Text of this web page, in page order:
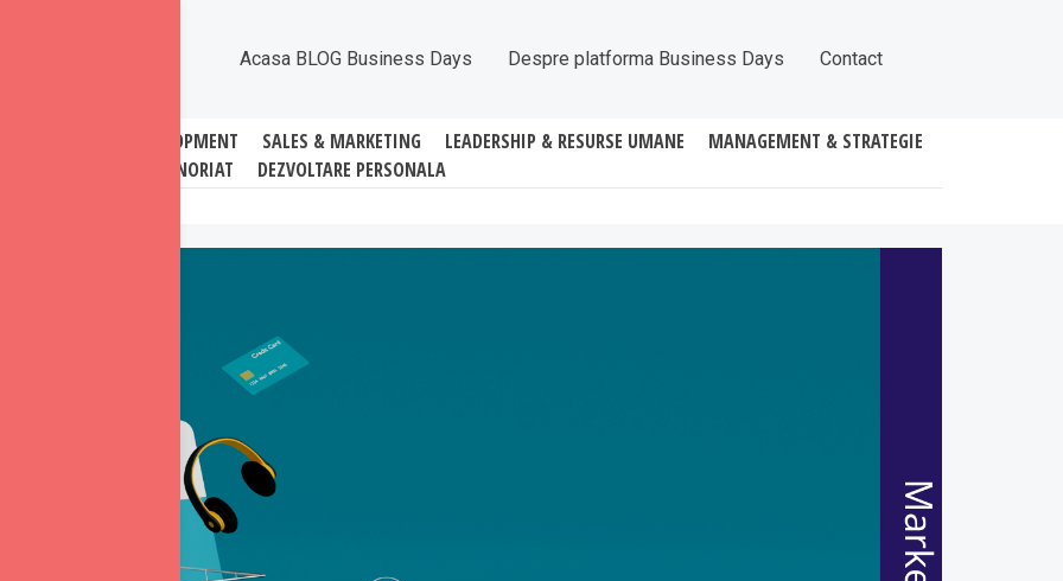
Acasa BLOG Business Days Despre platforma Business Days Contact
BUSINESS DEVELOPMENT SALES & MARKETING LEADERSHIP & RESURSE UMANE
MANAGEMENT & STRATEGIE
ANTREPRENORIAT
DEZVOLTARE PERSONALA